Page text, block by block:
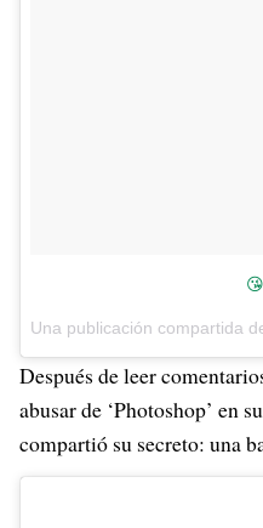
Después de leer
abusar de ‘Photoshop’ en
compartió su secreto: una